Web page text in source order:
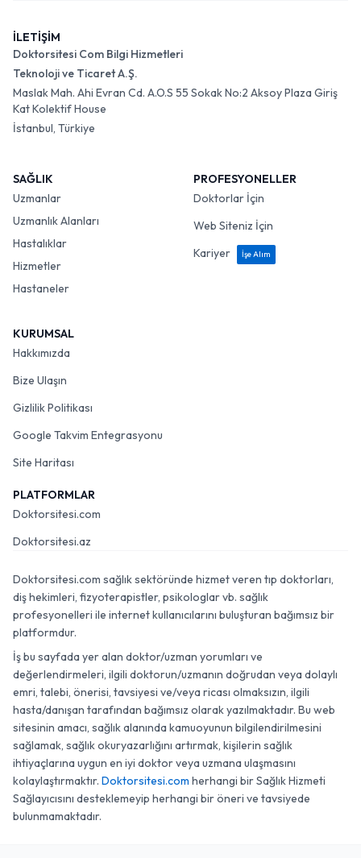
İLETİŞİM
Doktorsitesi Com Bilgi Hizmetleri
Teknoloji ve Ticaret A.Ş.
Maslak Mah. Ahi Evran Cd. A.O.S 55 Sokak No:2 Aksoy Plaza Giriş
Kat Kolektif House
İstanbul, Türkiye
SAĞLIK
Uzmanlar
Uzmanlık Alanları
Hastalıklar
Hizmetler
Hastaneler
PROFESYONELLER
Doktorlar İçin
Web Siteniz İçin
Kariyer
İşe Alım
KURUMSAL
Hakkımızda
Bize Ulaşın
Gizlilik Politikası
Google Takvim Entegrasyonu
Site Haritası
PLATFORMLAR
Doktorsitesi.com
Doktorsitesi.az
Doktorsitesi.com sağlık sektöründe hizmet veren tıp doktorları,
diş hekimleri, fizyoterapistler, psikologlar vb. sağlık
profesyonelleri ile internet kullanıcılarını buluşturan bağımsız bir
platformdur.
İş bu sayfada yer alan doktor/uzman yorumları ve
değerlendirmeleri, ilgili doktorun/uzmanın doğrudan veya dolaylı
emri, talebi, önerisi, tavsiyesi ve/veya ricası olmaksızın, ilgili
hasta/danışan tarafından bağımsız olarak yazılmaktadır. Bu web
sitesinin amacı, sağlık alanında kamuoyunun bilgilendirilmesini
sağlamak, sağlık okuryazarlığını artırmak, kişilerin sağlık
ihtiyaçlarına uygun en iyi doktor veya uzmana ulaşmasını
kolaylaştırmaktır. Doktorsitesi.com herhangi bir Sağlık Hizmeti
Sağlayıcısını desteklemeyip herhangi bir öneri ve tavsiyede
bulunmamaktadır.